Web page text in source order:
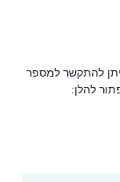
להתקשר למספר